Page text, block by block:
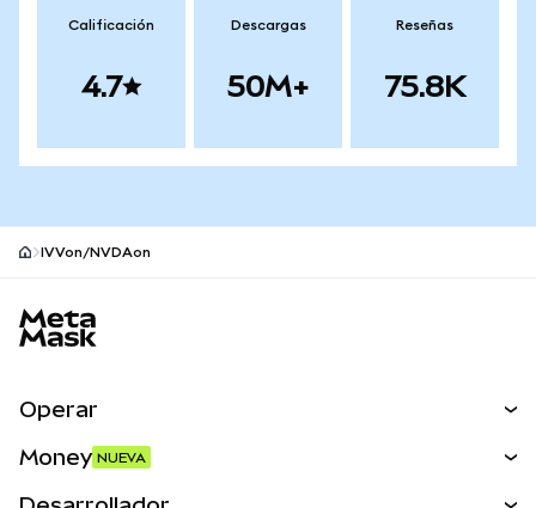
Calificación
4.7
Descargas
50M+
Reseñas
75.8K
IVVon/NVDAon
Operar
Money NUEVA